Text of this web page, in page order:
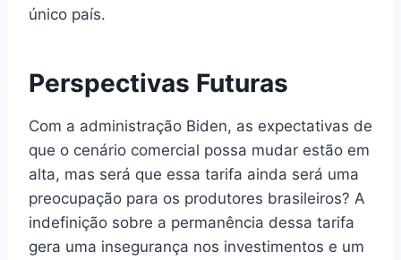
único país.
Perspectivas Futuras
Com a administração Biden, as expectativas de
que o cenário comercial possa mudar estão em
alta, mas será que essa tarifa ainda será uma
preocupação para os produtores brasileiros? A
indefinição sobre a permanência dessa tarifa
gera uma insegurança nos investimentos e um